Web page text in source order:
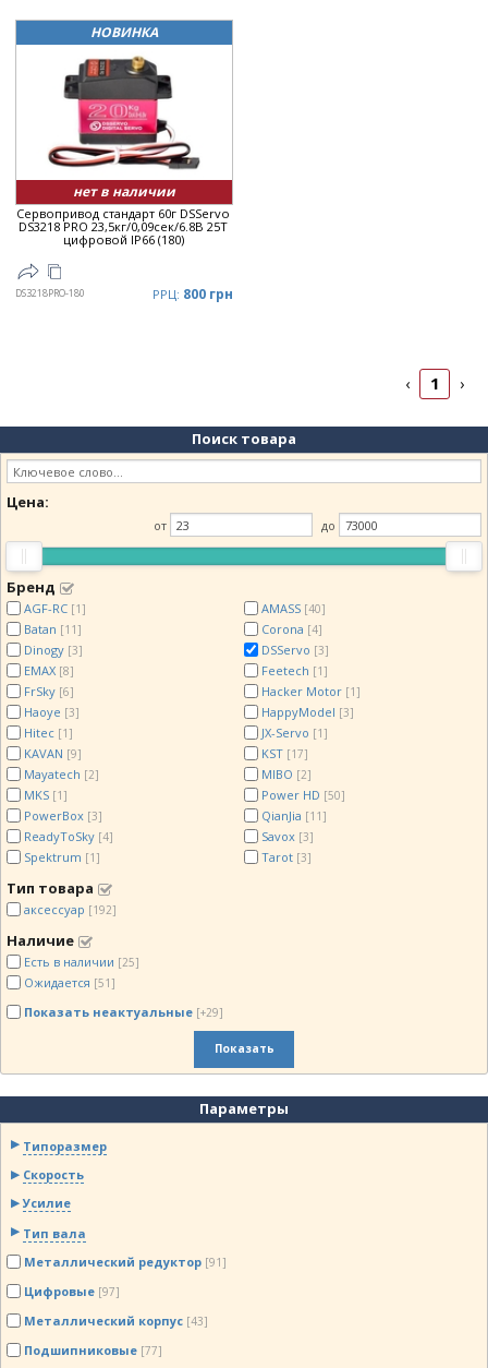
НОВИНКА
нет в наличии
Сервопривод стандарт 60г DSServo
DS3218 PRO 23,5кг/0,09сек/6.8В 25T
цифровой IP66 (180)
DS3218PRO-180 РРЦ: 800 грн
‹ 1 ›
Поиск товара
Цена:
от до
Бренд
AGF-RC [1] AMASS [40]
Batan [11] Corona [4]
Dinogy [3] DSServo [3]
EMAX [8] Feetech [1]
FrSky [6] Hacker Motor [1]
Haoye [3] HappyModel [3]
Hitec [1] JX-Servo [1]
KAVAN [9] KST [17]
Mayatech [2] MIBO [2]
MKS [1] Power HD [50]
PowerBox [3] QianJia [11]
ReadyToSky [4] Savox [3]
Spektrum [1] Tarot [3]
Тип товара
аксессуар [192]
Наличие
Есть в наличии [25]
Ожидается [51]
Показать неактуальные [+29]
Показать
Параметры
Типоразмер
Скорость
Усилие
Тип вала
Металлический редуктор [91]
Цифровые [97]
Металлический корпус [43]
Подшипниковые [77]